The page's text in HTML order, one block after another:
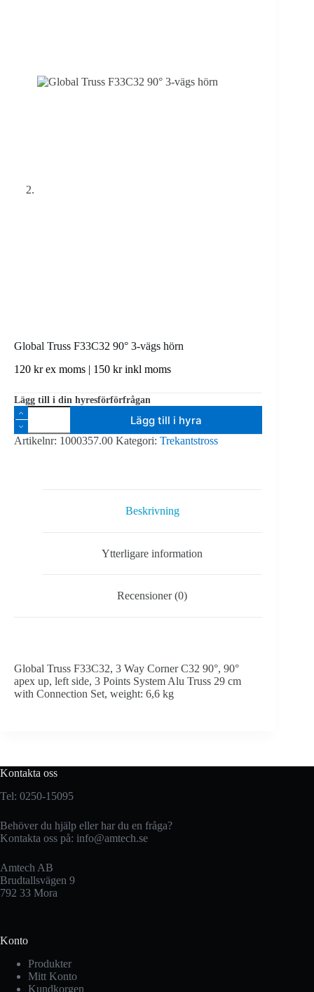
Global Truss F33C32 90° 3-vägs hörn
120 krex moms | 150 krinkl moms
Lägg till i din hyresförförfrågan
Global
Truss
F33C32
90°
Lägg till i hyra
Artikelnr: 1000357.00 Kategori: Trekantstross
Beskrivning
Ytterligare information
Recensioner (0)
Global Truss F33C32, 3 Way Corner C32 90°, 90°
apex up, left side, 3 Points System Alu Truss 29 cm
with Connection Set, weight: 6,6 kg
Kontakta oss
Tel: 0250-15095
Behöver du hjälp eller har du en fråga?
Kontakta oss på: info@amtech.se
Amtech AB
Brudtallsvägen 9
792 33 Mora
Konto
Produkter
Mitt Konto
Kundkorgen